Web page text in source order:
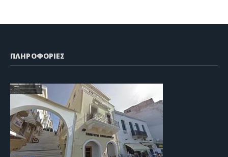
ΠΛΗΡΟΦΟΡΙΕΣ